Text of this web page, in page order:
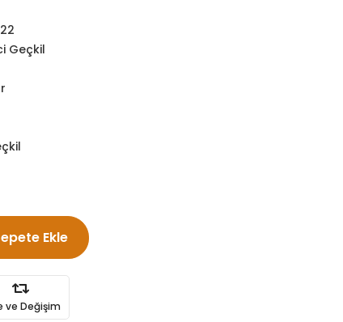
Geçkil
Ekle
ve Değişim